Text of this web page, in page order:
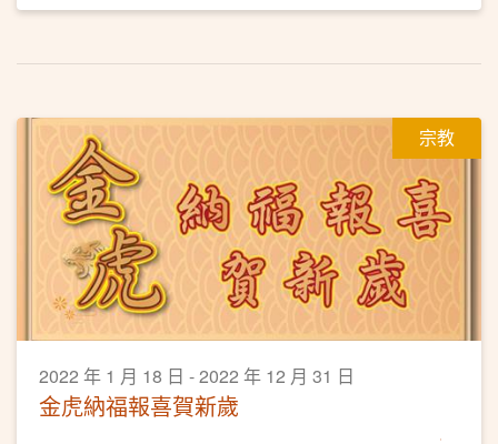
宗教
2022 年 1 月 18 日 - 2022 年 12 月 31 日
金虎納福報喜賀新歲